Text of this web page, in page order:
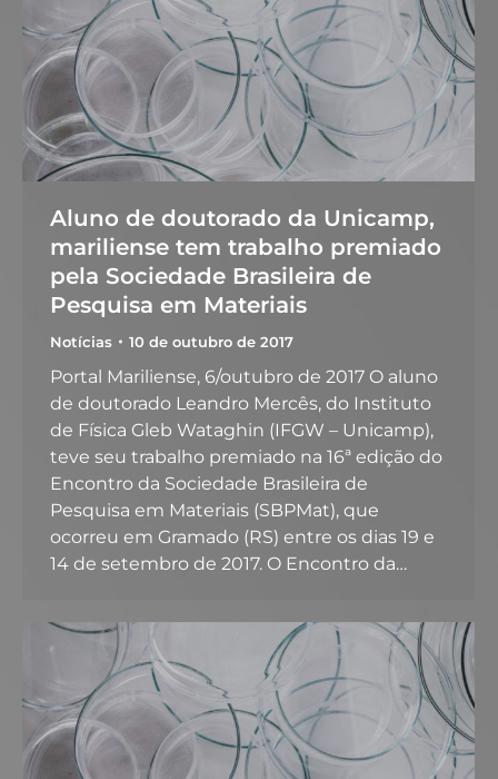
Aluno de doutorado da Unicamp,
mariliense tem trabalho premiado
pela Sociedade Brasileira de
Pesquisa em Materiais
Notícias 10 de outubro de 2017
Portal Mariliense, 6/outubro de 2017 O aluno
de doutorado Leandro Mercês, do Instituto
de Física Gleb Wataghin (IFGW – Unicamp),
teve seu trabalho premiado na 16ª edição do
Encontro da Sociedade Brasileira de
Pesquisa em Materiais (SBPMat), que
ocorreu em Gramado (RS) entre os dias 19 e
14 de setembro de 2017. O Encontro da…